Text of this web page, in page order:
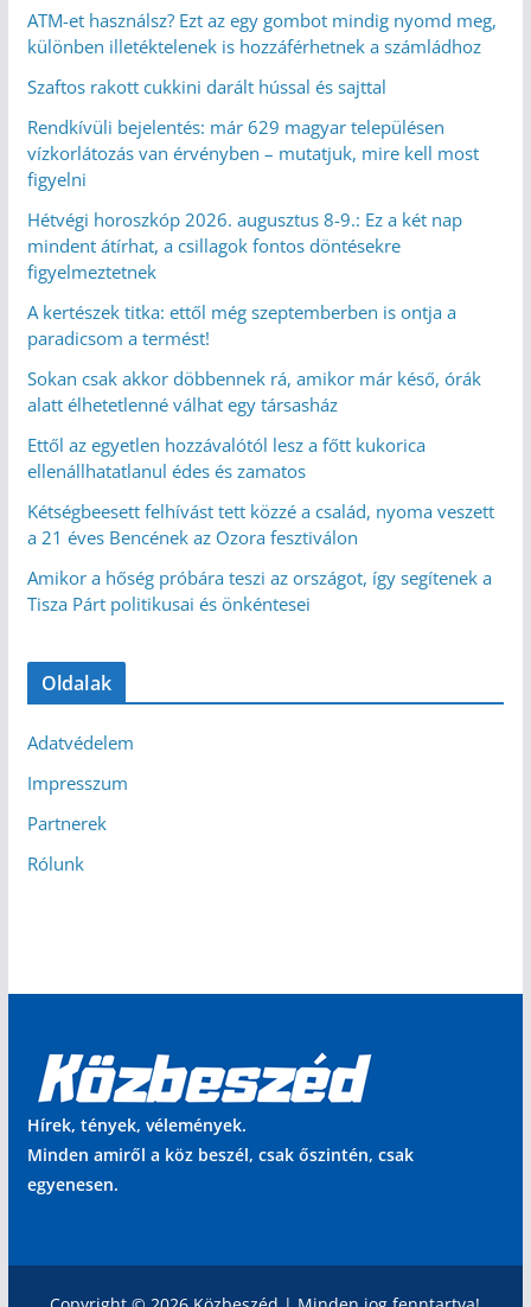
ATM-et használsz? Ezt az egy gombot mindig nyomd meg,
különben illetéktelenek is hozzáférhetnek a számládhoz
Szaftos rakott cukkini darált hússal és sajttal
Rendkívüli bejelentés: már 629 magyar településen
vízkorlátozás van érvényben – mutatjuk, mire kell most
figyelni
Hétvégi horoszkóp 2026. augusztus 8-9.: Ez a két nap
mindent átírhat, a csillagok fontos döntésekre
figyelmeztetnek
A kertészek titka: ettől még szeptemberben is ontja a
paradicsom a termést!
Sokan csak akkor döbbennek rá, amikor már késő, órák
alatt élhetetlenné válhat egy társasház
Ettől az egyetlen hozzávalótól lesz a főtt kukorica
ellenállhatatlanul édes és zamatos
Kétségbeesett felhívást tett közzé a család, nyoma veszett
a 21 éves Bencének az Ozora fesztiválon
Amikor a hőség próbára teszi az országot, így segítenek a
Tisza Párt politikusai és önkéntesei
Oldalak
Adatvédelem
Impresszum
Partnerek
Rólunk
Hírek, tények, vélemények.
Minden amiről a köz beszél, csak őszintén, csak
egyenesen.